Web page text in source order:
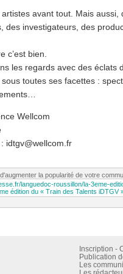
artistes avant tout. Mais
des investigateurs, des
c’est bien.
les regards avec des éclats
sous toutes ses facettes :
Wellcom
idtgv@wellcom.fr
la popularité de votre
Inscription -
Publication
Les